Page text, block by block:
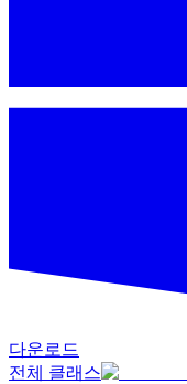
다운로드
전체 클래스